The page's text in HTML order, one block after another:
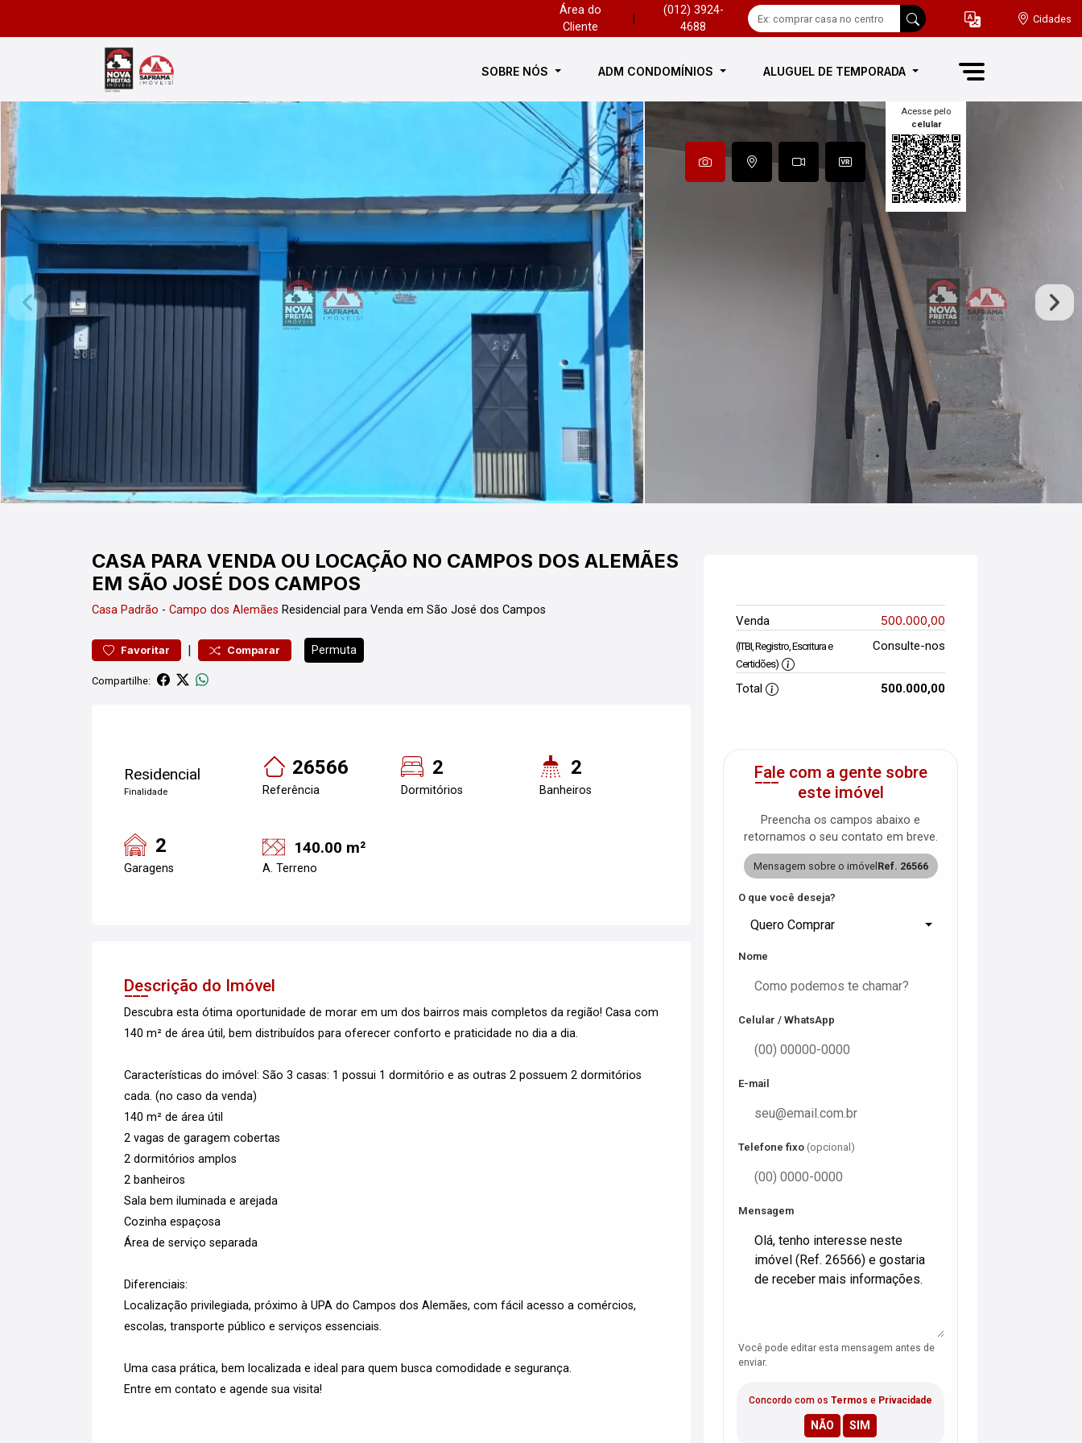
Área do
Cliente
(012) 3924-
4688
Cidades
SOBRE NÓS ADM CONDOMÍNIOS ALUGUEL DE TEMPORADA
Acesse pelo
celular
CASA PARA VENDA OU LOCAÇÃO NO CAMPOS DOS ALEMÃES
EM SÃO JOSÉ DOS CAMPOS
Casa Padrão - Campo dos Alemães Residencial para Venda em São José dos Campos
Favoritar | Comparar Permuta
Compartilhe:
Residencial
Finalidade
26566
Referência
2
Dormitórios
2
Banheiros
2
Garagens
140.00 m²
A. Terreno
Descrição do Imóvel
Descubra esta ótima oportunidade de morar em um dos bairros mais completos da região! Casa com
140 m² de área útil, bem distribuídos para oferecer conforto e praticidade no dia a dia.
Características do imóvel: São 3 casas: 1 possui 1 dormitório e as outras 2 possuem 2 dormitórios
cada. (no caso da venda)
140 m² de área útil
2 vagas de garagem cobertas
2 dormitórios amplos
2 banheiros
Sala bem iluminada e arejada
Cozinha espaçosa
Área de serviço separada
Diferenciais:
Localização privilegiada, próximo à UPA do Campos dos Alemães, com fácil acesso a comércios,
escolas, transporte público e serviços essenciais.
Uma casa prática, bem localizada e ideal para quem busca comodidade e segurança.
Entre em contato e agende sua visita!
Venda 500.000,00
(ITBI, Registro, Escritura e
Certidões)
Consulte-nos
Total 500.000,00
Fale com a gente sobre
este imóvel
Preencha os campos abaixo e
retornamos o seu contato em breve.
Mensagem sobre o imóvel Ref. 26566
O que você deseja?
Quero Comprar
Nome
Celular / WhatsApp
E-mail
Telefone fixo (opcional)
Mensagem
Você pode editar esta mensagem antes de
enviar.
Concordo com os Termos e Privacidade